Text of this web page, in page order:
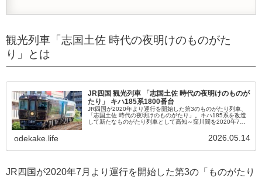
観光列車「志国土佐 時代の夜明けのものがた
り」とは
JR四国 観光列車 「志国土佐 時代の夜明けのものが
たり」 キハ185系1800番台
JR四国が2020年より運行を開始した第3のものがたり列車、
「志国土佐 時代の夜明けのものがたり」。キハ185系を改造
して新たなものがたり列車として高知～窪川間を2020年7月4
odekake.life 2026.05.14
JR四国が2020年7月より運行を開始した第3の「ものがたり